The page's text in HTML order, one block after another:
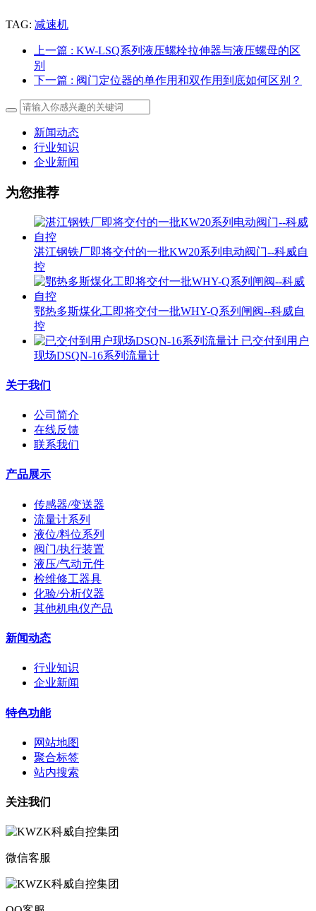
TAG: 减速机
上一篇 : KW-LSQ系列液压螺栓拉伸器与液压螺母的区
别
下一篇 : 阀门定位器的单作用和双作用到底如何区别？
新闻动态
行业知识
企业新闻
为您推荐
湛江钢铁厂即将交付的一批KW20系列电动阀门--科威自
控
鄂热多斯煤化工即将交付一批WHY-Q系列闸阀--科威自
控
已交付到用户
现场DSQN-16系列流量计
关于我们
公司简介
在线反馈
联系我们
产品展示
传感器/变送器
流量计系列
液位/料位系列
阀门/执行装置
液压/气动元件
检维修工器具
化验/分析仪器
其他机电仪产品
新闻动态
行业知识
企业新闻
特色功能
网站地图
聚合标签
站内搜索
关注我们
微信客服